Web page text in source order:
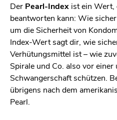
Der Pearl-Index ist ein Wert,
beantworten kann: Wie
um die Sicherheit von
Index-Wert sagt dir, wie
Verhütungsmittel ist – wie
Spirale und Co. also vor
Schwangerschaft schützen.
übrigens nach dem
Pearl.